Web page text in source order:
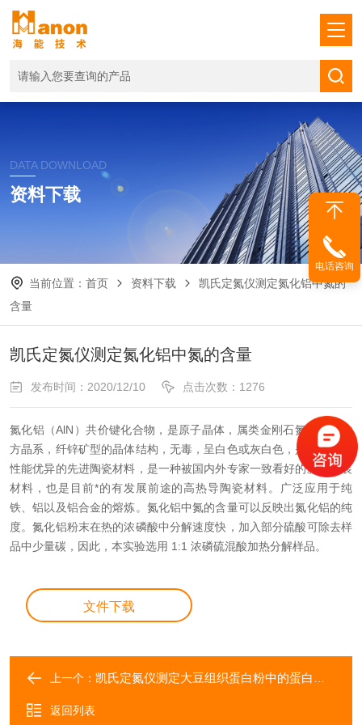
DATA DOWNLOAD
资料下载
当前位置： 首页 资料下载
凯氏定氮仪测定氮化铝中氮的
含量
凯氏定氮仪测定氮化铝中氮的含量
发布时间：2020/12/10 点击次数：1276
氮化铝（AlN）共价键化合物，是原子晶体，属类金刚石氮化物、六
方晶系，纤锌矿型的晶体结构，无毒，呈白色或灰白色，是一种综合
性能优异的先进陶瓷材料，是一种被国内外专家一致看好的新型封装
材料，也是目前*的有发展前途的高热导陶瓷材料。广泛应用于纯
铁、铝以及铝合金的熔炼。氮化铝中氮的含量可以反映出氮化铝的纯
度。氮化铝粉末在热的浓磷酸中分解速度快，加入部分硫酸可除去样
品中少量碳，因此，本实验选用 1:1 浓磷硫混酸加热分解样品。
文件下载
上一个： 凯氏定氮仪测定大豆组织蛋白粉中的蛋白质含量
返回列表
电话咨询